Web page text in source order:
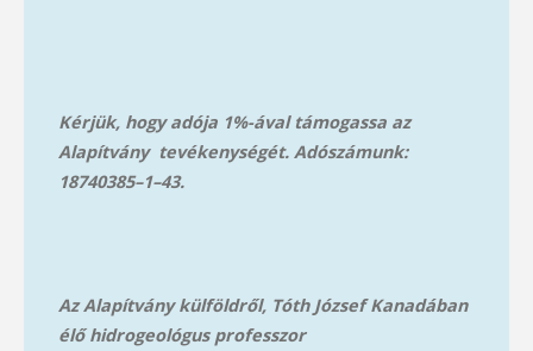
Kérjük, hogy adója 1%-ával támogassa az
Alapítvány tevékenységét. Adószámunk:
18740385–1–43.
Az Alapítvány külföldről, Tóth József Kanadában
élő hidrogeológus professzor